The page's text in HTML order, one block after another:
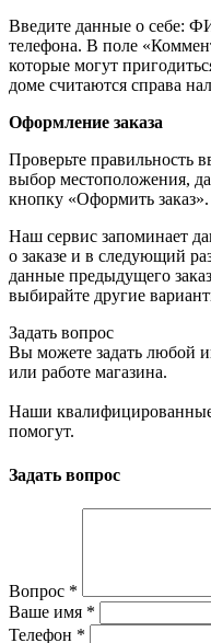
Введите данные о себе:
телефона. В поле
которые могут
доме считаются справа
Оформление заказа
Проверьте правильность
выбор местоположения,
кнопку «Оформить заказ».
Наш сервис запоминает
о заказе и в следующий
данные предыдущего
выбирайте другие
Задать вопрос
Вы можете задать любой
или работе магазина.
Наши квалифицированные
помогут.
Задать вопрос
Вопрос *
Ваше имя *
Телефон *